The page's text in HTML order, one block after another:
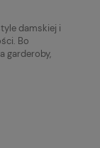
damskiej i
Bo
garderoby,